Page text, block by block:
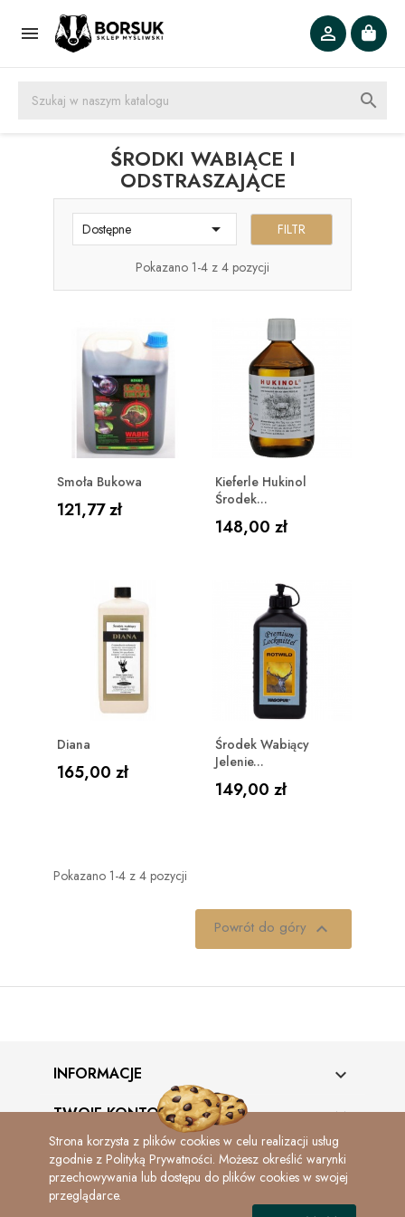
 

ŚRODKI WABIĄCE I
ODSTRASZAJĄCE
Dostępne  FILTR
Pokazano 1-4 z 4 pozycji
Smoła Bukowa
Cena
121,77 zł
Kieferle Hukinol
Środek...
Cena
148,00 zł
Diana
Cena
165,00 zł
Środek Wabiący
Jelenie...
Cena
149,00 zł
Pokazano 1-4 z 4 pozycji
Powrót do góry 
INFORMACJE 
TWOJE KONTO 
INFORMACJA O SKLEPIE keyboard_arrow_down
Strona korzysta z plików cookies w celu realizacji usług
zgodnie z Polityką Prywatności. Możesz określić warynki
przechowywania lub dostępu do plików cookies w swojej
przeglądarce.
© 2026 - Borsuk Sklep Myśliwski